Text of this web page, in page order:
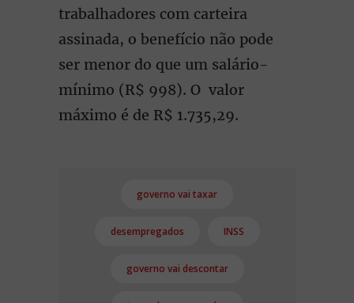
trabalhadores com carteira
assinada, o benefício não pode
ser menor do que um salário-
mínimo (R$ 998). O valor
máximo é de R$ 1.735,29.
governo vai taxar
desempregados INSS
governo vai descontar